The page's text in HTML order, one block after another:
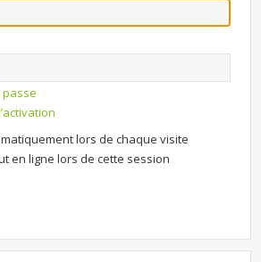
passe
lors de chaque visite
en ligne lors de cette session